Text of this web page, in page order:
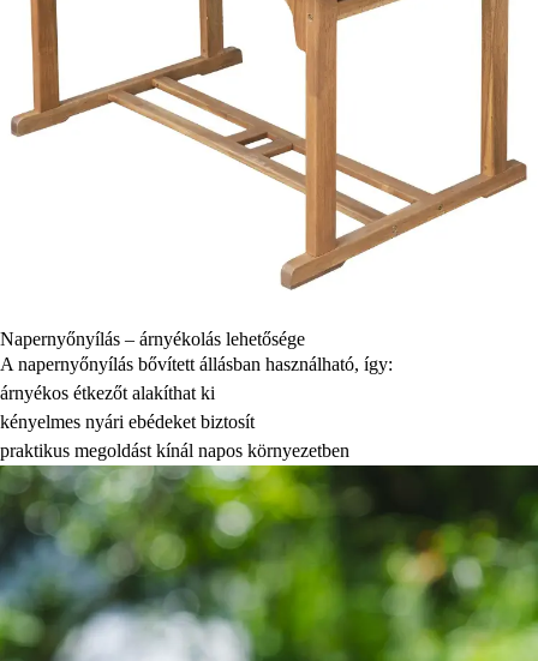
Napernyőnyílás – árnyékolás lehetősége
A napernyőnyílás bővített állásban használható, így:
árnyékos étkezőt alakíthat ki
kényelmes nyári ebédeket biztosít
praktikus megoldást kínál napos környezetben